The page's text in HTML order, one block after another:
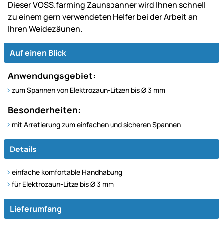
Dieser VOSS.farming Zaunspanner wird Ihnen schnell
zu einem gern verwendeten Helfer bei der Arbeit an
Ihren Weidezäunen.
Auf einen Blick
Anwendungsgebiet:
zum Spannen von Elektrozaun-Litzen bis Ø 3 mm
Besonderheiten:
mit Arretierung zum einfachen und sicheren Spannen
Details
einfache komfortable Handhabung
für Elektrozaun-Litze bis Ø 3 mm
Lieferumfang